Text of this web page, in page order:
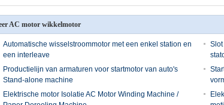
AC motor wikkelmotor
Automatische wisselstroommotor met een enkel station en
een interleave
Productielijn van armaturen voor startmotor van auto's
Stand-alone machine
Elektrische motor Isolatie AC Motor Winding Machine /